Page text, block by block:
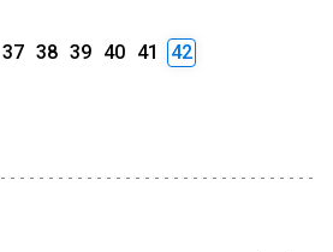
37 38 39 40 41 42